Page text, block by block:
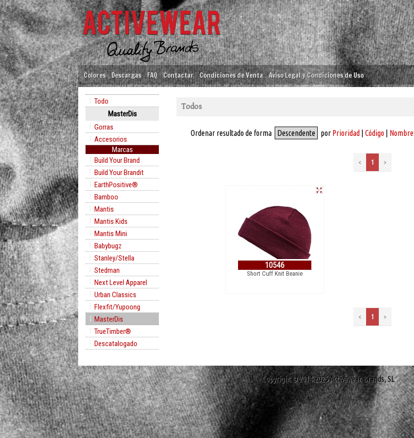
Colores Descargas FAQ Contactar Condiciones de Venta Aviso Legal y Condiciones de Uso
Todo
MasterDis
Gorras
Accesorios
Marcas
Build Your Brand
Build Your Brandit
EarthPositive®
Bamboo
Mantis
Mantis Kids
Mantis Mini
Babybugz
Stanley/Stella
Stedman
Next Level Apparel
Urban Classics
Flexfit/Yupoong
MasterDis
TrueTimber®
Descatalogado
Todos
Ordenar resultado de forma Descendente por Prioridad Código Nombre
< 1 >
10546
Short Cuff Knit Beanie
< 1 >
Copyright © 2014-2025 Activewear Brands, SL